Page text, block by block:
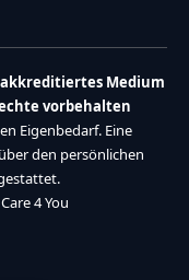
akkreditiertes Medium
vorbehalten
Eigenbedarf. Eine
den persönlichen
4 You